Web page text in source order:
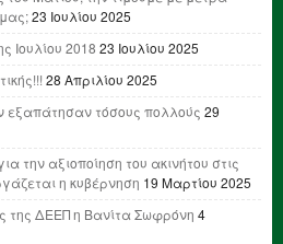
23 Ιουλίου 2025
Ιουλίου 2018 23 Ιουλίου 2025
28 Απριλίου 2025
εξαπάτησαν τόσους πολλούς 29
την αξιοποίηση του ακινήτου στις
η κυβέρνηση 19 Μαρτίου 2025
της ΔΕΕΠ η Βανίτα Σωφρόνη 4